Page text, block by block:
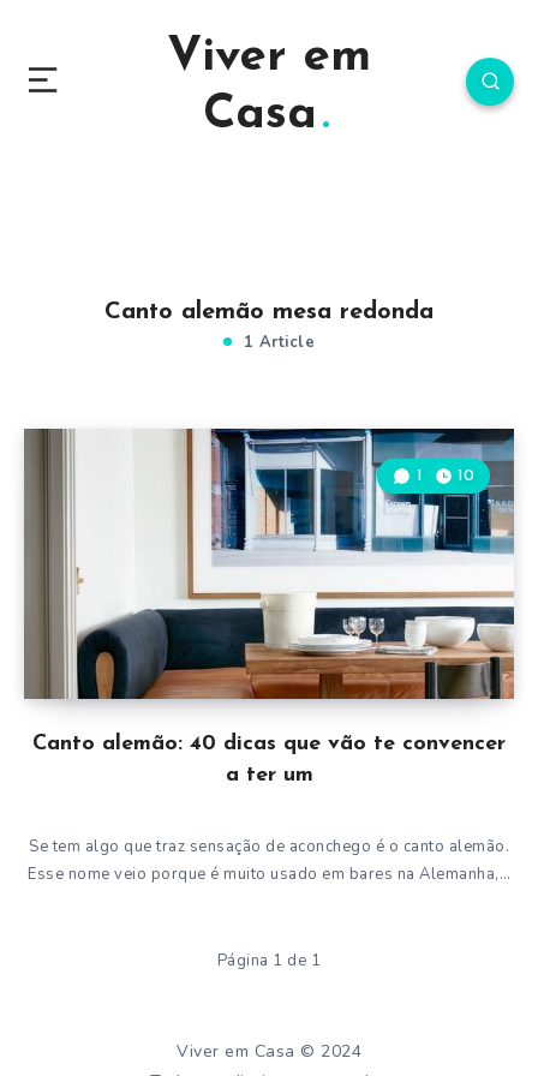
Viver em
Casa
Canto alemão mesa redonda
1 Article
Canto alemão: 40 dicas que vão te convencer
a ter um
1 10
Se tem algo que traz sensação de aconchego é o canto alemão.
Esse nome veio porque é muito usado em bares na Alemanha,…
Página 1 de 1
Viver em Casa © 2024